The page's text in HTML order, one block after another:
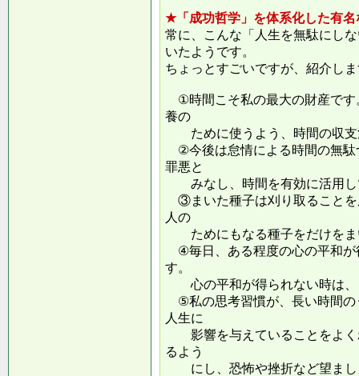
★「成功哲学」を体系化した有
常に、こんな「人生を無駄にし
いたようです。
ちょっとすごいですが、紹介し
①時間こそ私の最大の財産です
養の
ために使うよう、時間の収支
②今後は怠情による時間の無駄
罪悪と
みなし、時間を有効に活用し
③まいた種子は刈り取ることを
人の
ためにもなる種子をだけをま
④毎日、ある程度の心の平和が
す。
心の平和が得られない時は、
⑤私の思考習慣が、長い時間の
人生に
影響を与えていることをよく
るよう
にし、恐怖や挫折など望まし